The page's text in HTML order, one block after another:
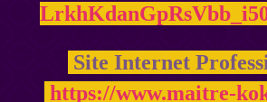
Site Internet
https://www.maitre-